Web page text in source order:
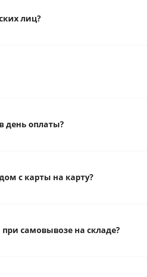
лиц?
день оплаты?
с карты на карту?
самовывозе на складе?